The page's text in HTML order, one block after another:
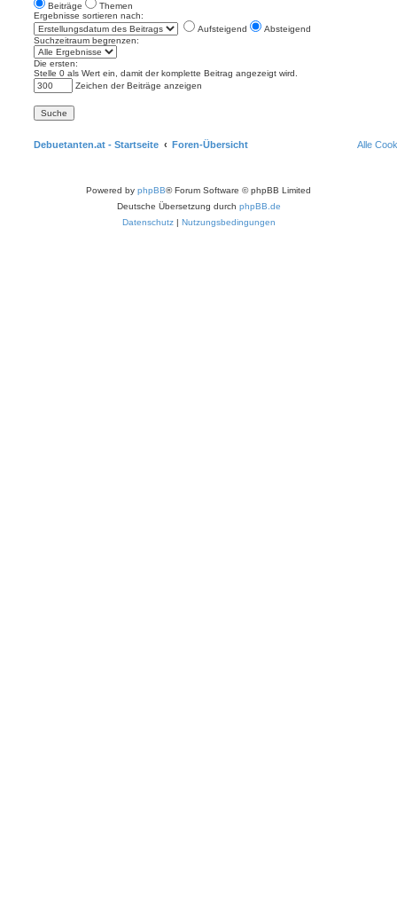
Beiträge
Themen
Ergebnisse sortieren nach:
Aufsteigend
Absteigend
Suchzeitraum begrenzen:
Die ersten:
Stelle 0 als Wert ein, damit der komplette Beitrag angezeigt wird.
Zeichen der Beiträge anzeigen
Debuetanten.at - Startseite Foren-Übersicht Alle
Powered by phpBB® Forum Software © phpBB Limited
Deutsche Übersetzung durch phpBB.de
Datenschutz | Nutzungsbedingungen